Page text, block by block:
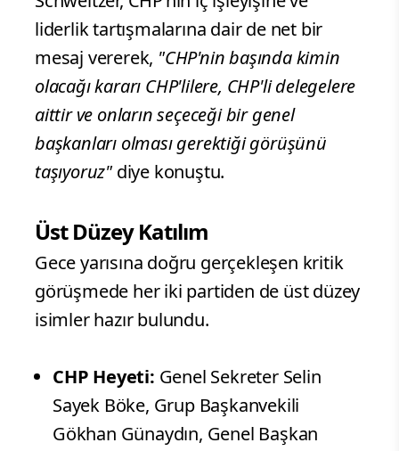
liderlik tartışmalarına dair de net bir
mesaj vererek, "CHP'nin başında kimin
olacağı kararı CHP'lilere, CHP'li delegelere
aittir ve onların seçeceği bir genel
başkanları olması gerektiği görüşünü
taşıyoruz" diye konuştu.
Üst Düzey Katılım
Gece yarısına doğru gerçekleşen kritik
görüşmede her iki partiden de üst düzey
isimler hazır bulundu.
CHP Heyeti: Genel Sekreter Selin
Sayek Böke, Grup Başkanvekili
Gökhan Günaydın, Genel Başkan